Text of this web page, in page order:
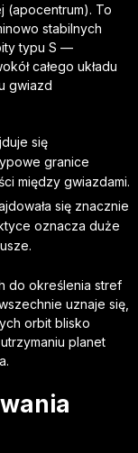
(apocentrum). To
stabilnych
typu S —
całego układu
gwiazd
się
granice
między gwiazdami.
się znacznie
oznacza duże
do określenia stref
uznaje się,
orbit blisko
planet